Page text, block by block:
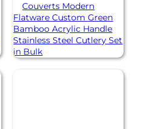
Couverts Modern
Flatware Custom Green
Bamboo Acrylic Handle
Stainless Steel Cutlery Set
in Bulk